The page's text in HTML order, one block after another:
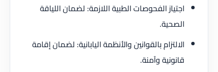
اجتياز الفحوصات الطبية اللازمة: لضمان اللياقة
الصحية.
الالتزام بالقوانين والأنظمة اليابانية: لضمان إقامة
قانونية وآمنة.